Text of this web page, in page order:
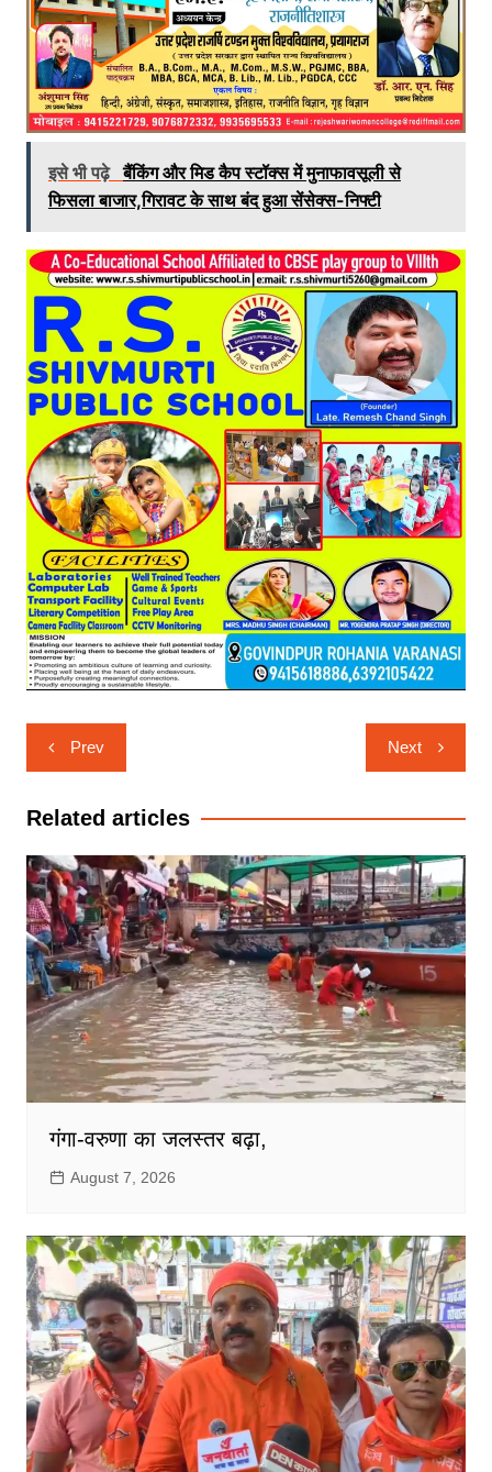
इसे भी पढ़े बैंकिंग और मिड कैप स्टॉक्स में मुनाफावसूली से
फिसला बाजार,गिरावट के साथ बंद हुआ सेंसेक्स-निफ्टी
Post
navigation
Prev Next
Related articles
गंगा-वरुणा का जलस्तर बढ़ा,
August 7, 2026